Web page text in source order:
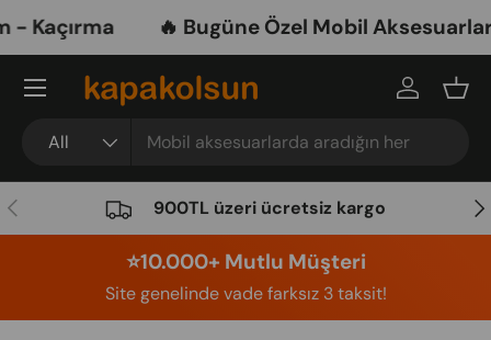
Skip to content🔥 Bugüne Özel Mobil
All
Log in
Menu
Previous 900TL üzeri ücretsiz kargo
⭐️10.000+ Mutlu Müşteri
Site genelinde vade farksız 3 taksit!